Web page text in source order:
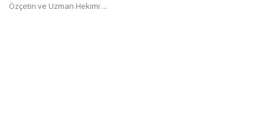
Özçetin ve Uzman Hekimi ...